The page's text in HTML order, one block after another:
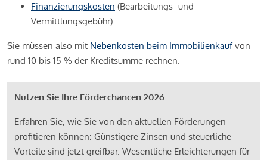
Finanzierungskosten (Bearbeitungs- und
Vermittlungsgebühr).
Sie müssen also mit Nebenkosten beim Immobilienkaufvon
rund 10 bis 15 % der Kreditsumme rechnen.
Nutzen Sie Ihre Förderchancen 2026
Erfahren Sie, wie Sie von den aktuellen Förderungen
profitieren können: Günstigere Zinsen und steuerliche
Vorteile sind jetzt greifbar. Wesentliche Erleichterungen für